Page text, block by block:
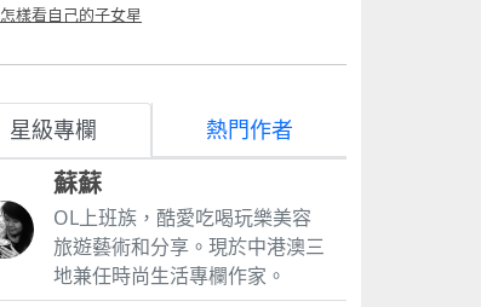
怎樣看自己的子女星
星級專欄 熱門作者
蘇蘇
OL上班族，酷愛吃喝玩樂美容
旅遊藝術和分享。現於中港澳三
地兼任時尚生活專欄作家。